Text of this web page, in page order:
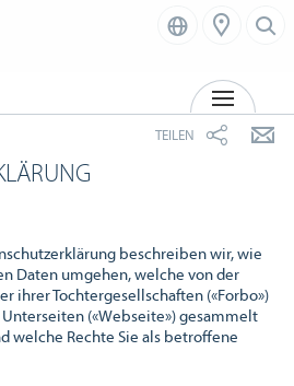
TEILEN
beschreiben wir, wie
Daten umgehen, welche von der
ihrer Tochtergesellschaften («Forbo»)
(«Webseite») gesammelt
welche Rechte Sie als betroffene